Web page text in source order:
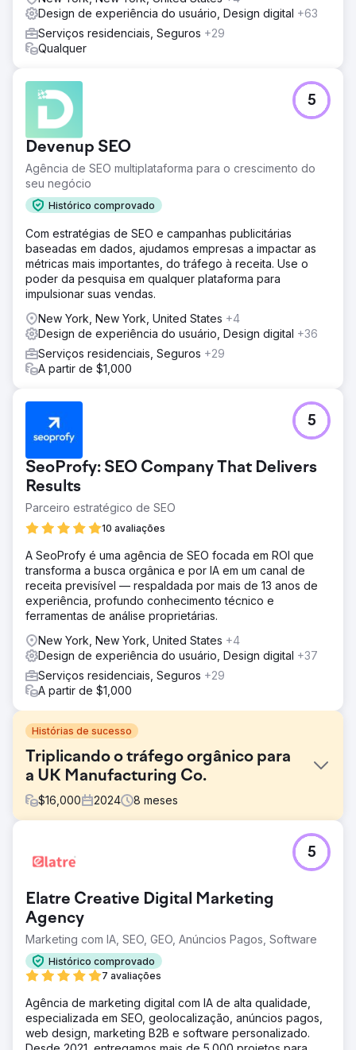
Design de experiência do usuário, Design digital +63
Serviços residenciais, Seguros +29
Qualquer
Devenup SEO
Agência de SEO multiplataforma para o crescimento do
seu negócio
Histórico comprovado
5
Com estratégias de SEO e campanhas publicitárias
baseadas em dados, ajudamos empresas a impactar as
métricas mais importantes, do tráfego à receita. Use o
poder da pesquisa em qualquer plataforma para
impulsionar suas vendas.
New York, New York, United States +4
Design de experiência do usuário, Design digital +36
Serviços residenciais, Seguros +29
A partir de $1,000
SeoProfy: SEO Company That Delivers
Results
Parceiro estratégico de SEO
10 avaliações
5
A SeoProfy é uma agência de SEO focada em ROI que
transforma a busca orgânica e por IA em um canal de
receita previsível — respaldada por mais de 13 anos de
experiência, profundo conhecimento técnico e
ferramentas de análise proprietárias.
New York, New York, United States +4
Design de experiência do usuário, Design digital +37
Serviços residenciais, Seguros +29
A partir de $1,000
Histórias de sucesso
Triplicando o tráfego orgânico para
a UK Manufacturing Co.
$16,000 2024 8 meses
O site do cliente obteve baixa classificação em termos do
setor, com baixas pontuações técnicas de SEO, tempos
resultou em baixa visibilidade nos resultados de busca,
baixo engajamento e geração mínima de leads orgânicos,
apesar da presença competitiva no mercado.
Solução
Realizamos uma reformulação completa de SEO,
adicionamos Generative Engine Optimization (GEO) para
pesquisa de IA, publicamos conteúdo de alta autoridade
sobre intenção de compra e otimizamos o Core Web
Vitals para atender aos padrões de desempenho e UX,
melhorando tanto as classificações quanto as
Elatre Creative Digital Marketing
Agency
Marketing com IA, SEO, GEO, Anúncios Pagos, Software
Histórico comprovado
7 avaliações
5
Agência de marketing digital com IA de alta qualidade,
especializada em SEO, geolocalização, anúncios pagos,
web design, marketing B2B e software personalizado.